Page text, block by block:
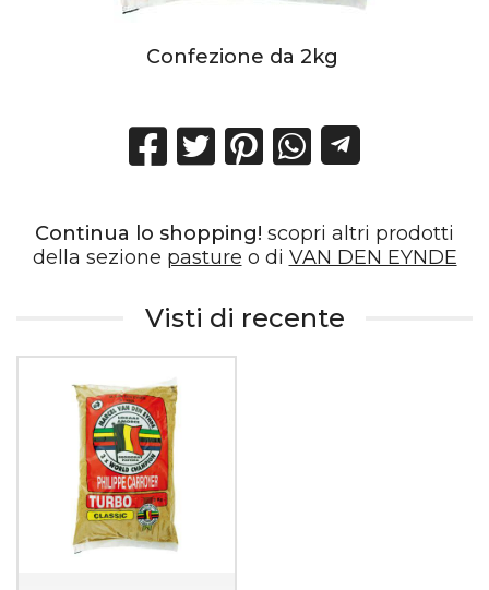
Confezione da 2kg
Continua lo shopping! scopri altri prodotti
della sezione pasture o di VAN DEN EYNDE
Visti di recente